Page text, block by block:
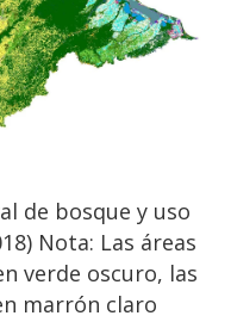
de bosque y uso
Nota: Las áreas
verde oscuro, las
marrón claro